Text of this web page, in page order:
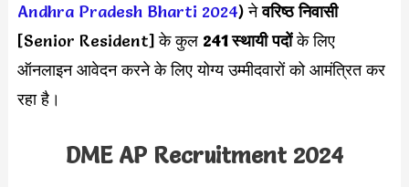
Andhra Pradesh Bharti 2024) नेवरिष्ठ निवासी
[Senior Resident] के कुल 241 स्थायी पदोंके लिए
ऑनलाइन आवेदन करने के लिए योग्य उम्मीदवारों को आमंत्रित कर
रहा है।
DME AP Recruitment 2024